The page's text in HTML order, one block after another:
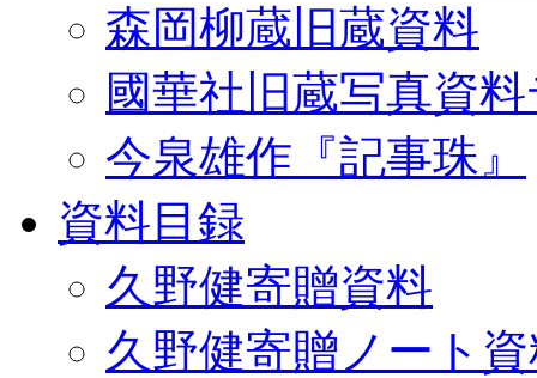
森岡柳蔵旧蔵資料
國華社旧蔵写真資
今泉雄作『記事珠』
資料目録
久野健寄贈資料
久野健寄贈ノート